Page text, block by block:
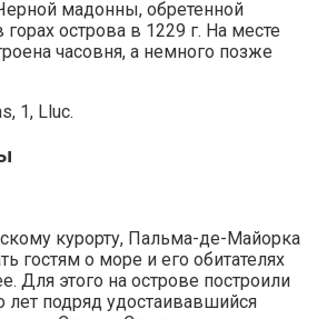
мадонны, обретенной
острова в 1229 г. На месте
часовня, а немного позже
1, Lluc.
курорту, Пальма-де-Майорка
гостям о море и его обитателях
Для этого на острове построили
лет подряд удостаивавшийся